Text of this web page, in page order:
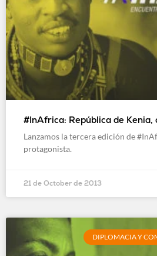
#InAfrica: República de Kenia,
Lanzamos la tercera edición de
protagonista.
21 de October de 2013
DIPLOMACIA Y